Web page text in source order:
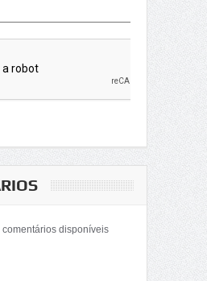
comentários disponíveis